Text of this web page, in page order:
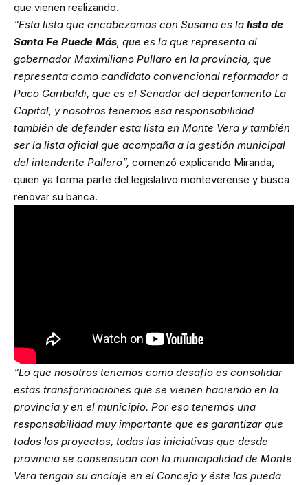
que vienen realizando.
“Esta lista que encabezamos con Susana es la lista de
Santa Fe Puede Más, que es la que representa al
gobernador Maximiliano Pullaro en la provincia, que
representa como candidato convencional reformador a
Paco Garibaldi, que es el Senador del departamento La
Capital, y nosotros tenemos esa responsabilidad
también de defender esta lista en Monte Vera y también
ser la lista oficial que acompaña a la gestión municipal
del intendente Pallero”, comenzó explicando Miranda,
quien ya forma parte del legislativo monteverense y busca
renovar su banca.
“Lo que nosotros tenemos como desafío es consolidar
estas transformaciones que se vienen haciendo en la
provincia y en el municipio. Por eso tenemos una
responsabilidad muy importante que es garantizar que
todos los proyectos, todas las iniciativas que desde
provincia se consensuan con la municipalidad de Monte
Vera tengan su anclaje en el Concejo y éste las pueda